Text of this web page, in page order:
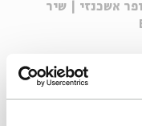
אשכנזי | שיר